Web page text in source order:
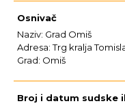
Osnivač
Naziv: Grad Omiš
Adresa: Trg kralja
Grad: Omiš
Broj i datum sudske